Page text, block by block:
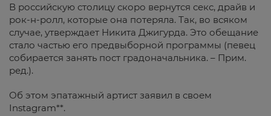
В российскую столицу скоро вернутся секс, драйв и
рок-н-ролл, которые она потеряла. Так, во всяком
случае, утверждает Никита Джигурда. Это обещание
стало частью его предвыборной программы (певец
собирается занять пост градоначальника. – Прим.
ред.).
Об этом эпатажный артист заявил в своем
Instagram**.